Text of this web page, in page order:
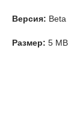
Версия: Beta
Размер: 5 MB